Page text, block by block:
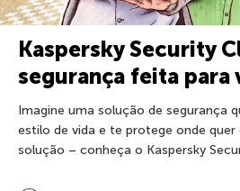
Kaspersky Security
segurança feita para
Imagine uma solução de segurança
estilo de vida e te protege onde quer
solução – conheça o Kaspersky